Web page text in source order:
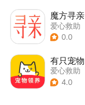
魔方寻亲
爱心救助
0.0
有只宠物
爱心救助
4.0